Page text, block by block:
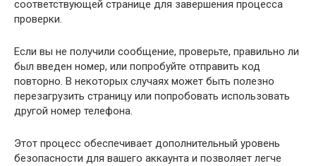
соответствующей странице для завершения процесса
проверки.
Если вы не получили сообщение, проверьте, правильно ли
был введен номер, или попробуйте отправить код
повторно. В некоторых случаях может быть полезно
перезагрузить страницу или попробовать использовать
другой номер телефона.
Этот процесс обеспечивает дополнительный уровень
безопасности для вашего аккаунта и позволяет легче